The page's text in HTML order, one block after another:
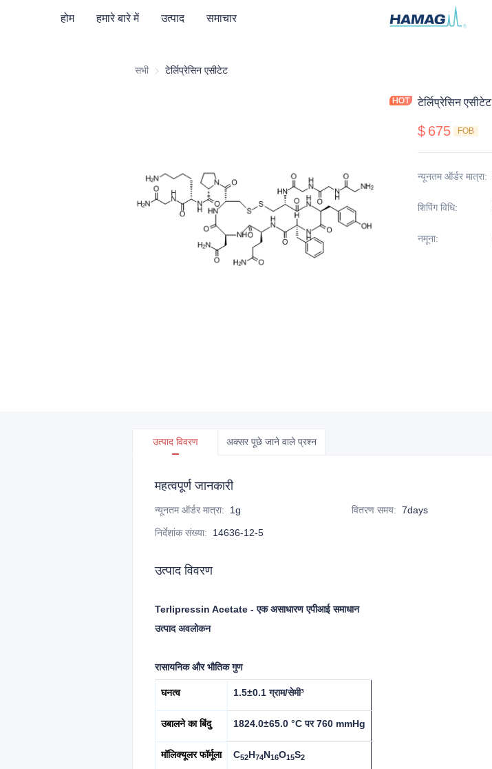
होम हमारे बारे में उत्पाद समाचार
सभी टेर्लिप्रेसिन एसीटेट
टेर्लिप्रेसिन एसीटेट
$ 675 FOB
न्यूनतम ऑर्डर मात्रा:
शिपिंग विधि:
नमूना:
उत्पाद विवरण अक्सर पूछे जाने वाले प्रश्न
महत्वपूर्ण जानकारी
न्यूनतम ऑर्डर मात्रा: 1g वितरण समय: 7days
निर्देशांक संख्या: 14636-12-5
उत्पाद विवरण
Terlipressin Acetate - एक असाधारण एपीआई समाधान
उत्पाद अवलोकन
रासायनिक और भौतिक गुण
घनत्व 1.5±0.1 ग्राम/सेमी³
उबालने का बिंदु 1824.0±65.0 °C पर 760 mmHg
मॉलिक्यूलर फॉर्मूला C52H74N16O15S2